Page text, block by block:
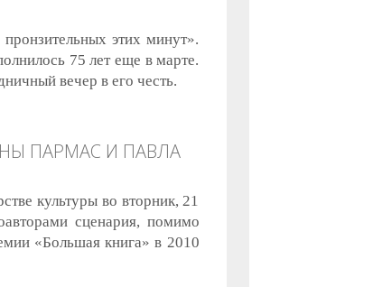
этих минут».
75 лет еще в марте.
вечер в его честь.
ПАРМАС И ПАВЛА
культуры во вторник, 21
сценария, помимо
«Большая книга» в 2010